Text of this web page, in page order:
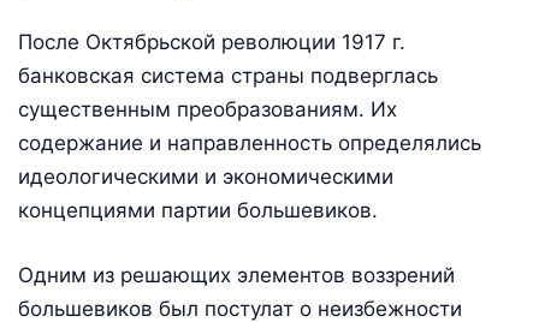
После Октябрьской революции 1917 г.
банковская система страны подверглась
существенным преобразованиям. Их
содержание и направленность определялись
идеологическими и экономическими
концепциями партии большевиков.
Одним из решающих элементов воззрений
большевиков был постулат о неизбежности